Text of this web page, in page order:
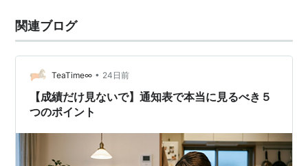
関連ブログ
TeaTime∞ • 24日前
【成績だけ見ないで】通知表で本当に見るべき５
つのポイント